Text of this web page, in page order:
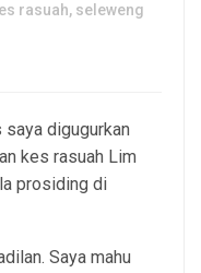
rasuah, seleweng
saya digugurkan
kes rasuah Lim
prosiding di
Saya mahu